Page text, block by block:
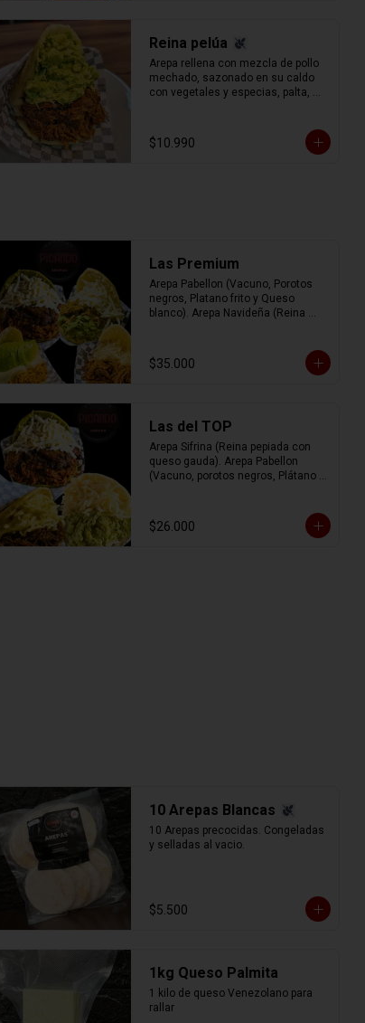
Reina pelúa
Arepa rellena con mezcla de pollo
mechado, sazonado en su caldo
con vegetales y especias, palta,
vacuno (res) mechada (separada
en hebras) con el delicioso sofrito
$10.990
Las Premium
Arepa Pabellon (Vacuno, Porotos
negros, Platano frito y Queso
blanco). Arepa Navideña (Reina
mano y Palta). Arepa Josefa (Mix
de vacuno, pollo y cerdo con queso
$35.000
Las del TOP
Arepa Sifrina (Reina pepiada con
queso gauda). Arepa Pabellon
(Vacuno, porotos negros, Plátano
$26.000
10 Arepas Blancas
10 Arepas precocidas. Congeladas
y selladas al vacio.
$5.500
1kg Queso Palmita
1 kilo de queso Venezolano para
rallar